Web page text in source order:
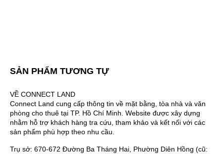
SẢN PHẨM TƯƠNG TỰ
VỀ CONNECT LAND
Connect Land cung cấp thông tin về mặt bằng, tòa nhà và văn
phòng cho thuê tại TP. Hồ Chí Minh. Website được xây dựng
nhằm hỗ trợ khách hàng tra cứu, tham khảo và kết nối với các
sản phẩm phù hợp theo nhu cầu.
Trụ sở: 670-672 Đường Ba Tháng Hai, Phường Diên Hồng (cũ: